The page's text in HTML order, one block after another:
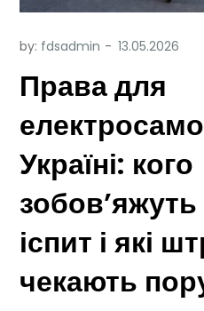
by: fdsadmin
Права для
Україні: кого
іспит і які
чекають